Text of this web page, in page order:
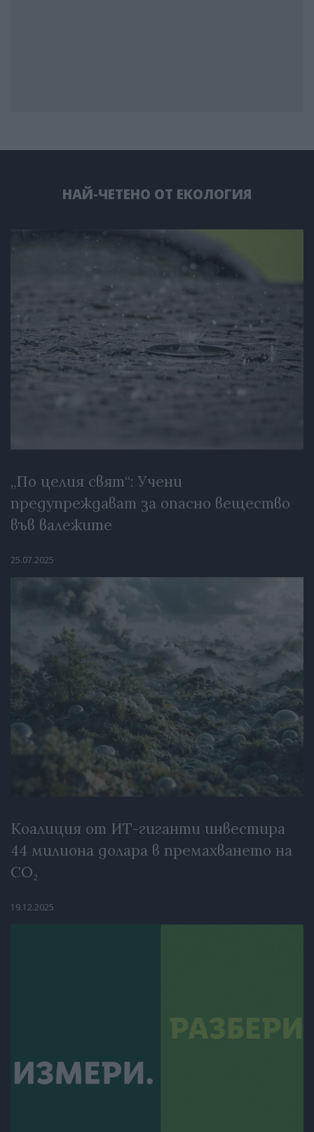
НАЙ-ЧЕТЕНО ОТ ЕКОЛОГИЯ
„По целия свят“: Учени
предупреждават за опасно вещество
във валежите
25.07.2025
Коалиция от ИТ-гиганти инвестира
44 милиона долара в премахването на
CO₂
19.12.2025